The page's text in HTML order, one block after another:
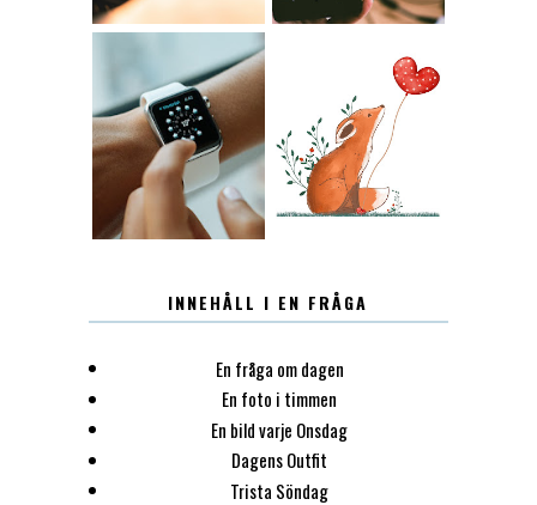
12.30 LUGN
INNEHÅLL I EN FRÅGA
En fråga om dagen
En foto i timmen
En bild varje Onsdag
Dagens Outfit
Trista Söndag